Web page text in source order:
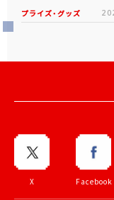
プライズ・グッズ
X Facebook